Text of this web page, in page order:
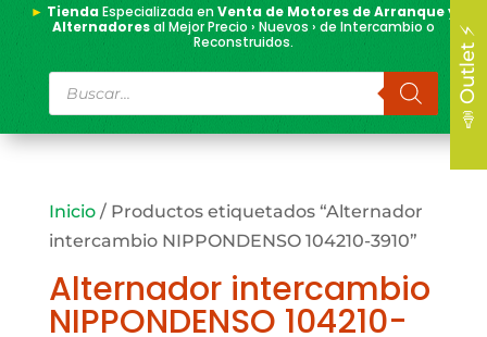
► TiendaEspecializada enVenta de Motores de Arranque y
Alternadoresal Mejor Precio › Nuevos › de Intercambio o
Reconstruidos.
Búsqueda
de
productos
Inicio/ Productos etiquetados “Alternador
intercambio NIPPONDENSO 104210-3910”
Alternador intercambio
NIPPONDENSO 104210-
📣 Outlet ⚡